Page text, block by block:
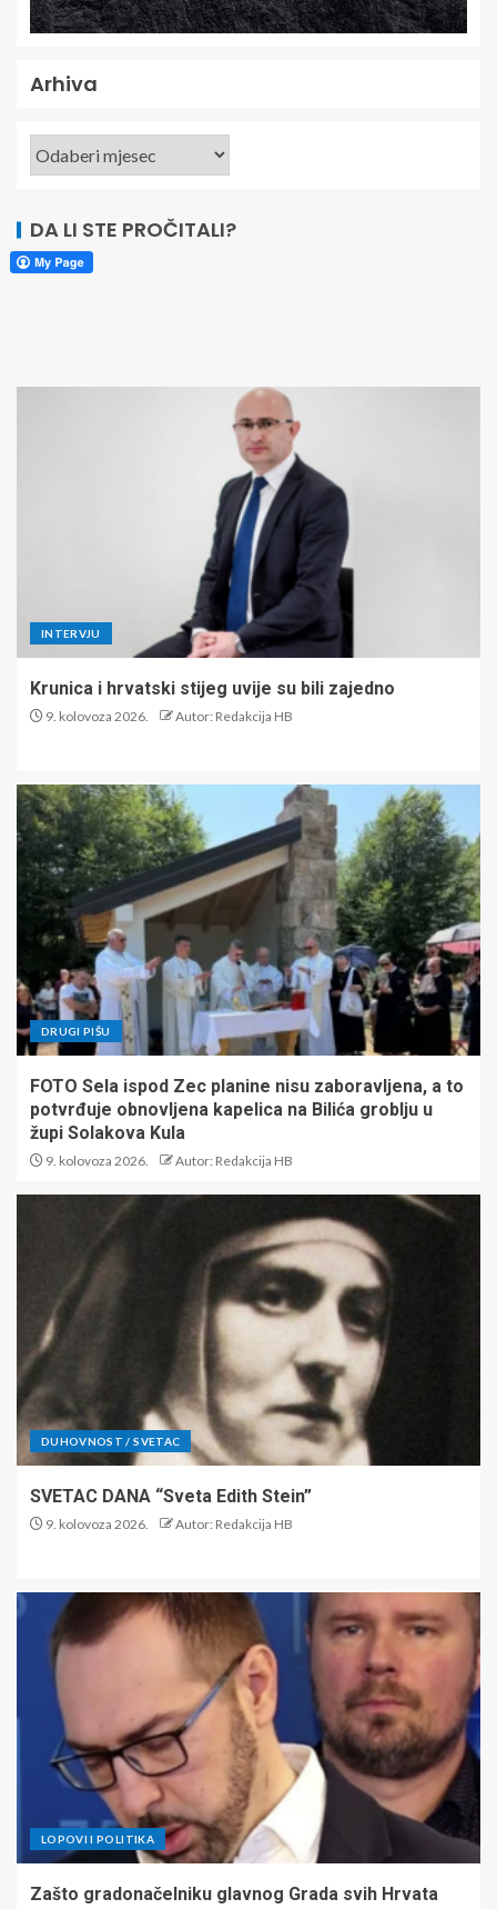
Arhiva
DA LI STE PROČITALI?
INTERVJU
Krunica i hrvatski stijeg uvije su bili zajedno
9. kolovoza 2026. Autor: Redakcija HB
DRUGI PIŠU
FOTO Sela ispod Zec planine nisu zaboravljena, a to
potvrđuje obnovljena kapelica na Bilića groblju u
župi Solakova Kula
9. kolovoza 2026. Autor: Redakcija HB
DUHOVNOST / SVETAC
SVETAC DANA “Sveta Edith Stein”
9. kolovoza 2026. Autor: Redakcija HB
LOPOVI I POLITIKA
Zašto gradonačelniku glavnog Grada svih Hrvata